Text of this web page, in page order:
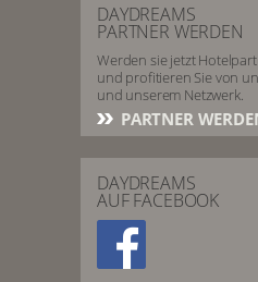
DAYDREAMS
PARTNER WERDEN
Werden sie jetzt
und profitieren Sie von
und unserem Netzwerk.
PARTNER
DAYDREAMS
AUF FACEBOOK